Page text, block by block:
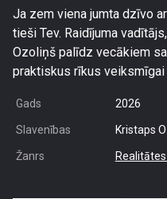
Ja zem viena jumta dzīvo
tieši Tev. Raidījuma
Ozoliņš palīdz vecākiem
praktiskus rīkus
Gads 2026
Slavenības Kristaps
Žanrs